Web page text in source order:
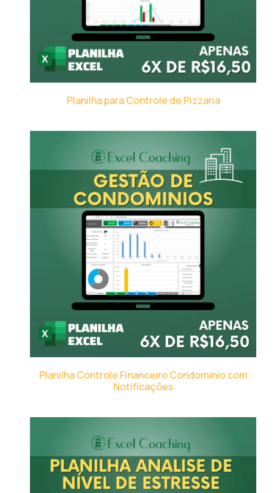
Planilha para Controle de Pizzaria
Planilha Controle Financeiro Condominio com
Notificações